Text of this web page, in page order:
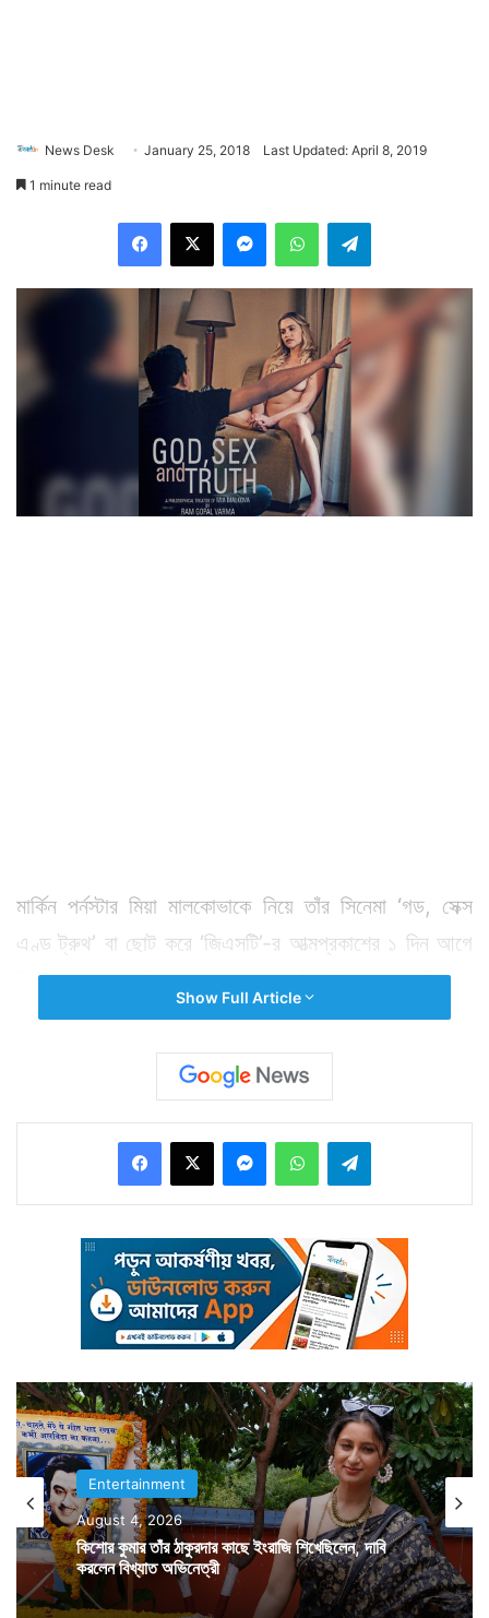
News Desk January 25, 2018 Last Updated: April 8, 2019
1 minute read
মার্কিন পর্নস্টার মিয়া মালকোভাকে নিয়ে তাঁর সিনেমা ‘গড, সেক্স
এণ্ড ট্রুথ’ বা ছোট করে ‘জিএসটি’-র আত্মপ্রকাশের ১ দিন আগে
বিপাকে পড়লেন পরিচালক রামগোপাল বর্মা। সিনেমায় অশ্লীলতার
অভিযোগে তাঁর বিরুদ্ধে পুলিশে মামলা রুজু হল। মামলা রুজু
করেছেন সমাজসেবী দেবী সহ অনেকে। কয়েকদিন ধরেই এই
সিনেমাকে কেন্দ্র করে পারদ চড়ছিল। হায়দরাবাদে দফায় দফায় এই
সিনেমা ব্যান করার দাবি জানিয়ে বিক্ষোভে সামিল হয় মহিলা
সংগঠনগুলি। এবার পুলিশের কাছেও পরিচালকের বিরুদ্ধে রুজু হল
মামলা।
পরিচালকের বিরুদ্ধে অভিযোগ, সিনেমার যে পোস্টারগুলি সোশ্যাল
Show Full Article
Entertainment
August 4, 2026
কিশোর কুমার তাঁর ঠাকুরদার কাছে ইংরাজি শিখেছিলেন, দাবি
করলেন বিখ্যাত অভিনেত্রী